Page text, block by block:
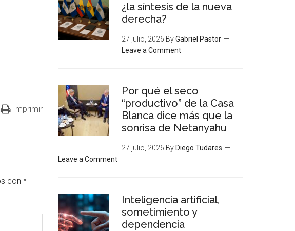
Imprimir
con *
¿la síntesis de la nueva
derecha?
27 julio, 2026 ByGabriel Pastor
Leave a Comment
Por qué el seco
“productivo” de la Casa
Blanca dice más que la
sonrisa de Netanyahu
27 julio, 2026 By Diego Tudares
Leave a Comment
Inteligencia artificial,
sometimiento y
dependencia